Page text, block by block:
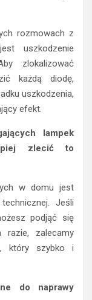
rozmowach z
uszkodzenie
zlokalizować
każdą diodę,
uszkodzenia,
efekt.
lampek
zlecić to
w domu jest
Jeśli
podjąć się
razie, zalecamy
który szybko i
do naprawy